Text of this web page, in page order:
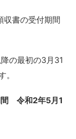
書の受付期間
の最初の3月31
。
令和2年5月1